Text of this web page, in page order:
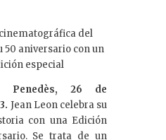
e
dI
n
del
50 aniversario con un
especial
Penedès, 26 de
Jean Leon celebra su
con una Edición
Se trata de un